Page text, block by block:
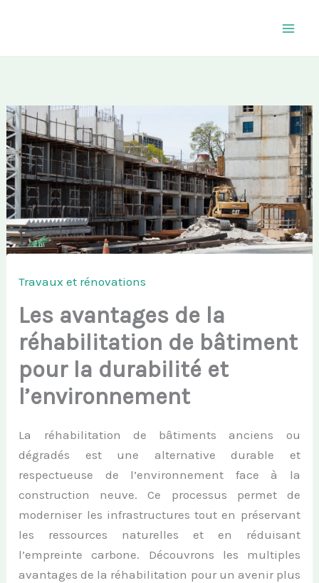
Travaux et rénovations
Les avantages de la
réhabilitation de bâtiment
pour la durabilité et
l’environnement
La réhabilitation de bâtiments anciens ou
dégradés est une alternative durable et
respectueuse de l’environnement face à la
construction neuve. Ce processus permet de
moderniser les infrastructures tout en préservant
les ressources naturelles et en réduisant
l’empreinte carbone. Découvrons les multiples
avantages de la réhabilitation pour un avenir plus